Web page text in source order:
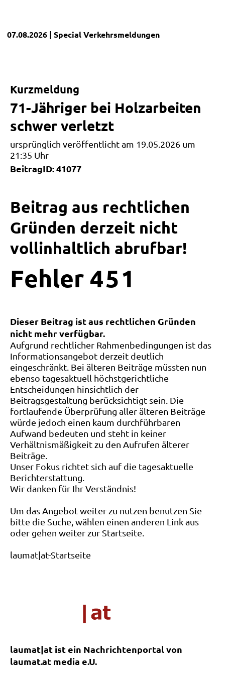
07.08.2026 | SpecialVerkehrsmeldungen
Kurzmeldung
71-Jähriger bei Holzarbeiten
schwer verletzt
ursprünglich veröffentlicht am 19.05.2026 um
21:35 Uhr
BeitragID: 41077
Beitrag aus rechtlichen
Gründen derzeit nicht
vollinhaltlich abrufbar!
Fehler 4 5 1
Dieser Beitrag ist aus rechtlichen Gründen
nicht mehr verfügbar.
Aufgrund rechtlicher Rahmenbedingungen ist das
Informationsangebot derzeit deutlich
eingeschränkt. Bei älteren Beiträge müssten nun
ebenso tagesaktuell höchstgerichtliche
Entscheidungen hinsichtlich der
Beitragsgestaltung berücksichtigt sein. Die
fortlaufende Überprüfung aller älteren Beiträge
würde jedoch einen kaum durchführbaren
Aufwand bedeuten und steht in keiner
Verhältnismäßigkeit zu den Aufrufen älterer
Beiträge.
Unser Fokus richtet sich auf die tagesaktuelle
Berichterstattung.
Wir danken für Ihr Verständnis!
Um das Angebot weiter zu nutzen benutzen Sie
bitte die Suche, wählen einen anderen Link aus
oder gehen weiter zur Startseite.
laumat|at-Startseite
laumat|at ist ein Nachrichtenportal von
laumat.at media e.U.